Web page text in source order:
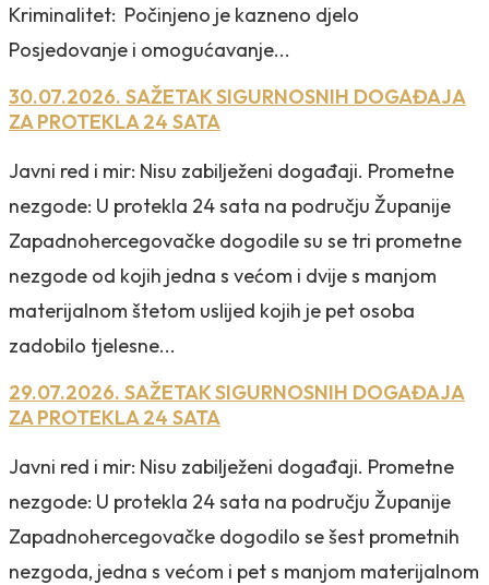
Kriminalitet: Počinjeno je kazneno djelo
Posjedovanje i omogućavanje...
30.07.2026. SAŽETAK SIGURNOSNIH DOGAĐAJA
ZA PROTEKLA 24 SATA
Javni red i mir: Nisu zabilježeni događaji. Prometne
nezgode: U protekla 24 sata na području Županije
Zapadnohercegovačke dogodile su se tri prometne
nezgode od kojih jedna s većom i dvije s manjom
materijalnom štetom uslijed kojih je pet osoba
zadobilo tjelesne...
29.07.2026. SAŽETAK SIGURNOSNIH DOGAĐAJA
ZA PROTEKLA 24 SATA
Javni red i mir: Nisu zabilježeni događaji. Prometne
nezgode: U protekla 24 sata na području Županije
Zapadnohercegovačke dogodilo se šest prometnih
nezgoda, jedna s većom i pet s manjom materijalnom